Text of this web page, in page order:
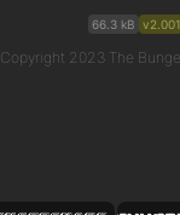
66.3 kB v2.001
Copyright 2023 The